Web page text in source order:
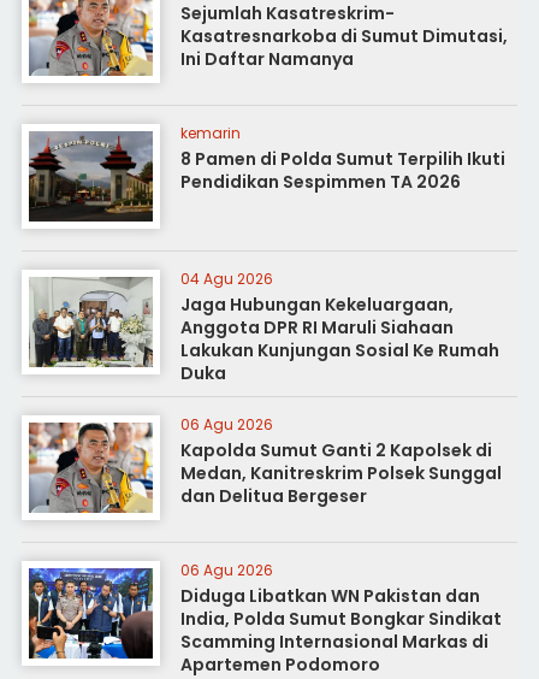
Sejumlah Kasatreskrim-
Kasatresnarkoba di Sumut Dimutasi,
Ini Daftar Namanya
kemarin
8 Pamen di Polda Sumut Terpilih Ikuti
Pendidikan Sespimmen TA 2026
04 Agu 2026
Jaga Hubungan Kekeluargaan,
Anggota DPR RI Maruli Siahaan
Lakukan Kunjungan Sosial Ke Rumah
Duka
06 Agu 2026
Kapolda Sumut Ganti 2 Kapolsek di
Medan, Kanitreskrim Polsek Sunggal
dan Delitua Bergeser
06 Agu 2026
Diduga Libatkan WN Pakistan dan
India, Polda Sumut Bongkar Sindikat
Scamming Internasional Markas di
Apartemen Podomoro